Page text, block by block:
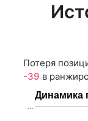
Потеря
-39 в
Динамика
…